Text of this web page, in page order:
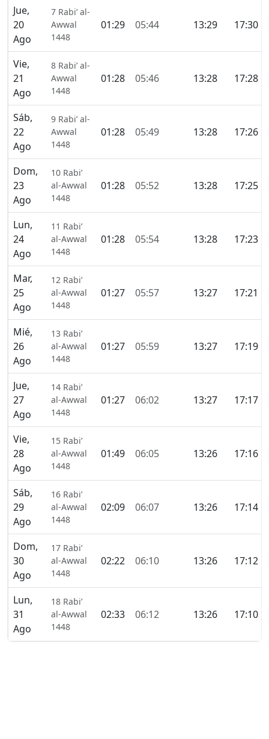
Jue,
20
Ago
7 Rabi’ al-
Awwal
1448
01:29 05:44 13:29 17:30
Vie,
21
Ago
8 Rabi’ al-
Awwal
1448
01:28 05:46 13:28 17:28
Sáb,
22
Ago
9 Rabi’ al-
Awwal
1448
01:28 05:49 13:28 17:26
Dom,
23
Ago
10 Rabi’
al-Awwal
1448
01:28 05:52 13:28 17:25
Lun,
24
Ago
11 Rabi’
al-Awwal
1448
01:28 05:54 13:28 17:23
Mar,
25
Ago
12 Rabi’
al-Awwal
1448
01:27 05:57 13:27 17:21
Mié,
26
Ago
13 Rabi’
al-Awwal
1448
01:27 05:59 13:27 17:19
Jue,
27
Ago
14 Rabi’
al-Awwal
1448
01:27 06:02 13:27 17:17
Vie,
28
Ago
15 Rabi’
al-Awwal
1448
01:49 06:05 13:26 17:16
Sáb,
29
Ago
16 Rabi’
al-Awwal
1448
02:09 06:07 13:26 17:14
Dom,
30
Ago
17 Rabi’
al-Awwal
1448
02:22 06:10 13:26 17:12
Lun,
31
Ago
18 Rabi’
al-Awwal
1448
02:33 06:12 13:26 17:10